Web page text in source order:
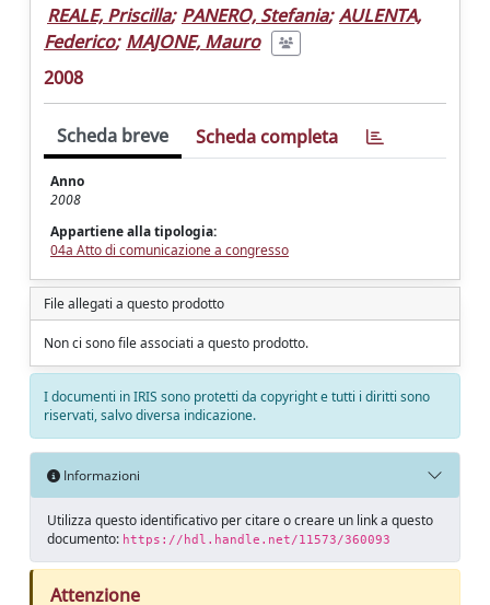
REALE, Priscilla; PANERO, Stefania; AULENTA,
Federico; MAJONE, Mauro
2008
Scheda breve Scheda completa
Anno
2008
Appartiene alla tipologia:
04a Atto di comunicazione a congresso
File allegati a questo prodotto
Non ci sono file associati a questo prodotto.
I documenti in IRIS sono protetti da copyright e tutti i diritti sono
riservati, salvo diversa indicazione.
Informazioni
Utilizza questo identificativo per citare o creare un link a questo
documento: https://hdl.handle.net/11573/360093
Attenzione